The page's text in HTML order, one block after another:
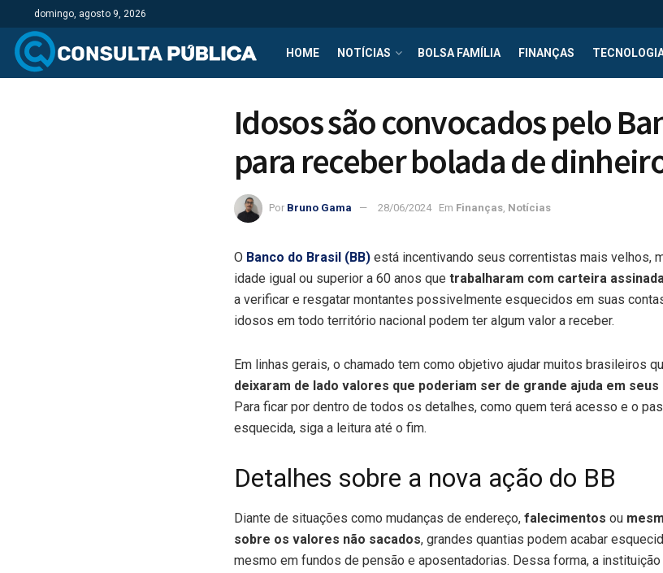
domingo, agosto 9, 2026
HOME NOTÍCIAS BOLSA FAMÍLIA FINANÇAS
Idosos são convocados pelo
para receber bolada de
Por Bruno Gama 28/06/2024 Em Finanças Notícias
O Banco do Brasil (BB) está incentivando seus correntistas mais velhos,
idade igual ou superior a 60 anos que trabalharam com carteira
a verificar e resgatar montantes possivelmente esquecidos em suas
idosos em todo território nacional podem ter algum valor a receber.
Em linhas gerais, o chamado tem como objetivo ajudar muitos brasileiros
deixaram de lado valores que poderiam ser de grande ajuda em
Para ficar por dentro de todos os detalhes, como quem terá acesso e o
esquecida, siga a leitura até o fim.
Detalhes sobre a nova ação do BB
Diante de situações como mudanças de endereço, falecimentos ou
sobre os valores não sacados, grandes quantias podem acabar
mesmo em fundos de pensão e aposentadorias. Dessa forma, a